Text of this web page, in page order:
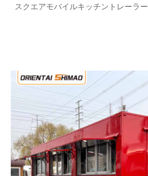
スクエアモバイルキッチントレーラー